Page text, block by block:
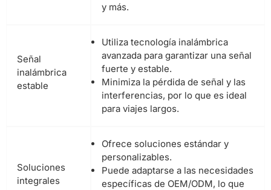
y más.
Señal
inalámbrica
estable
Utiliza tecnología inalámbrica
avanzada para garantizar una señal
fuerte y estable.
Minimiza la pérdida de señal y las
interferencias, por lo que es ideal
para viajes largos.
Soluciones
integrales
Ofrece soluciones estándar y
personalizables.
Puede adaptarse a las necesidades
específicas de OEM/ODM, lo que